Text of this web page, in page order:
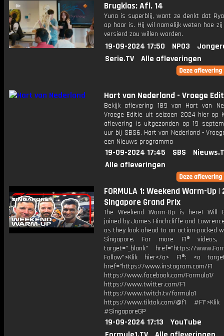
Brugklas: Afl. 14
Yuna is superblij, want ze denkt dat
op haar is. Hij wil namelijk weten hoe
versierd zou willen worden.
19-09-2024 17:50 NPO3
Serie.TV
Alle afleveringen
Hart van Nederland - Vroege
Bekijk aflevering 189 van Hart van
Vroege Editie uit seizoen 2024 hier op
aflevering is uitgezonden op 19
uur bij SBS6. Hart van Nederland -
een Nieuws programma
19-09-2024 17:45 SBS
Alle afleveringen
FORMULA 1: Weekend Warm-Up
Singapore Grand Prix
The Weekend Warm-Up is here! Will
joined by James Hinchcliffe and
as they look ahead to an action-packed
Singapore. For more F1®
target="_blank" href="https://
Follow">Klik hier</a> F1®: <a
href="https://www.instagram.com/F1
https://www.facebook.com/Formula1/
https://www.twitter.com/F1
https://www.twitch.tv/formula1
https://www.tiktok.com/@f1
#SingaporeGP
19-09-2024 17:13
YouTube